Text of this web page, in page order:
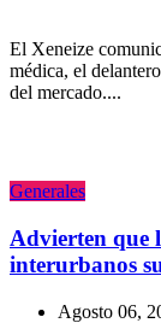
El Xeneize
médica, el
del mercado....
Generales
Advierten que
interurbanos
Agosto 06,